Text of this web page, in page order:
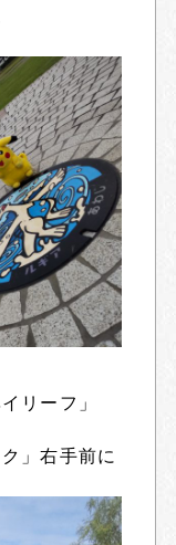
リーフ」
」右手前に